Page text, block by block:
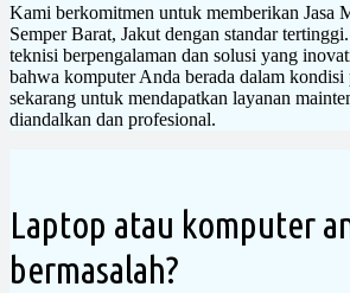
Kami berkomitmen untuk memberikan Jasa
Semper Barat, Jakut dengan standar
teknisi berpengalaman dan solusi yang
bahwa komputer Anda berada dalam
sekarang untuk mendapatkan layanan
diandalkan dan profesional.
Laptop atau komputer
bermasalah?